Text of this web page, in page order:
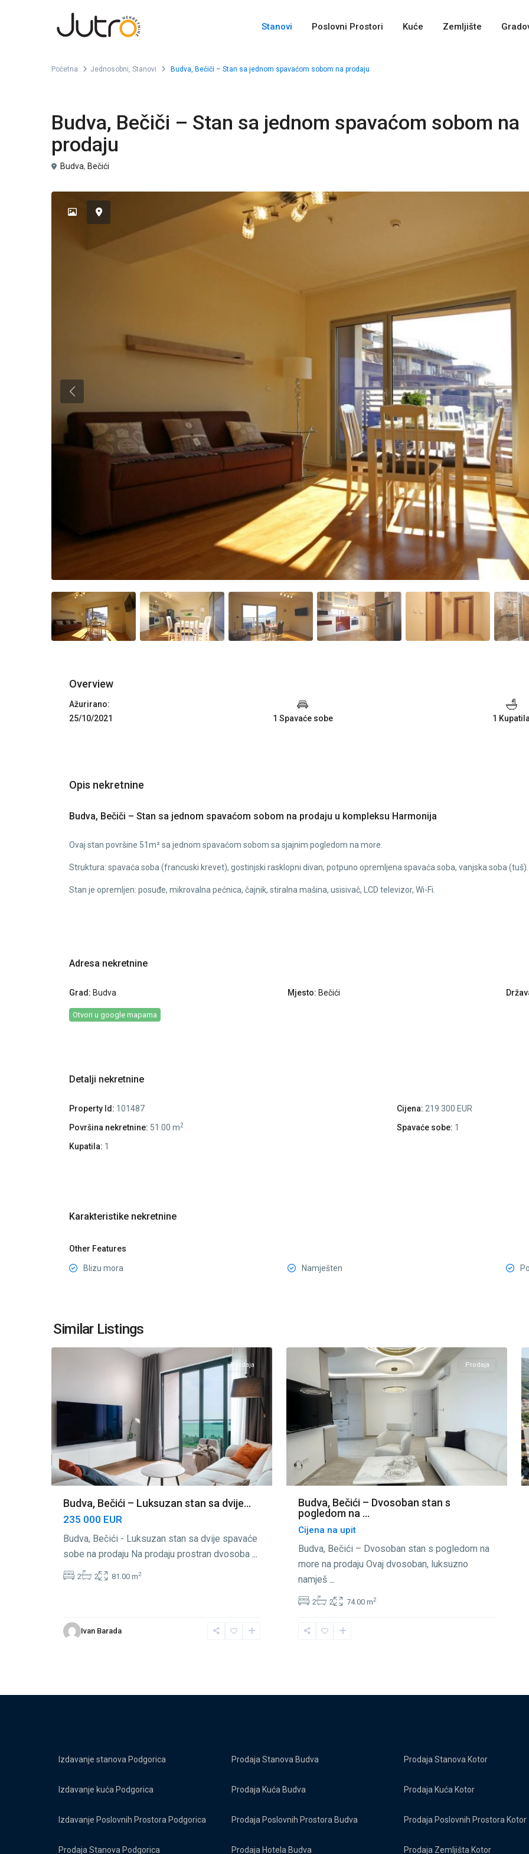
Stanovi Poslovni Prostori Kuće Zemljište
Početna Jednosobni, Stanovi Budva, Bečiči – Stan sa jednom spavaćom sobom na prodaju
Budva, Bečiči – Stan sa jednom spavaćom sobom na
prodaju
Budva, Bečići
Previous
Overview
Ažurirano:
25/10/2021
1 Spavaće sobe 1
Opis nekretnine
Budva, Bečiči – Stan sa jednom spavaćom sobom na prodaju u kompleksu Harmonija
Ovaj stan površine 51m² sa jednom spavaćom sobom sa sjajnim pogledom na more.
Struktura: spavaća soba (francuski krevet), gostinjski rasklopni divan, potpuno opremljena spavaća soba, vanjska soba (tuš).
Stan je opremljen: posuđe, mikrovalna pećnica, čajnik, stiralna mašina, usisivač, LCD televizor, Wi-Fi.
Adresa nekretnine
Grad: Budva Mjesto: Bečići
Otvori u google mapama
Detalji nekretnine
Property Id: 101487 Cijena: 219 300 EUR
Površina nekretnine: 51.00 m2 Spavaće sobe: 1
Kupatila: 1
Karakteristike nekretnine
Other Features
Blizu mora Namješten
Similar Listings
Bečići
Budva
Prodaja
Budva, Bečići – Luksuzan stan sa dvije...
235 000 EUR
Budva, Bečići - Luksuzan stan sa dvije spavaće
sobe na prodaju Na prodaju prostran dvosoba ...
2 2 81.00 m2
Ivan Barada
Prodaja
Budva, Bečići – Dvosoban stan s
pogledom na ...
Cijena na upit
Budva, Bečići – Dvosoban stan s pogledom na
more na prodaju Ovaj dvosoban, luksuzno
namješ ...
2 2 74.00 m2
Izdavanje stanova Podgorica
Izdavanje kuća Podgorica
Izdavanje Poslovnih Prostora Podgorica
Prodaja Stanova Podgorica
Prodaja Stanova Budva
Prodaja Kuća Budva
Prodaja Poslovnih Prostora Budva
Prodaja Hotela Budva
Prodaja Stanova Kotor
Prodaja Kuća Kotor
Prodaja Poslovnih Prostora Kotor
Prodaja Zemljišta Kotor